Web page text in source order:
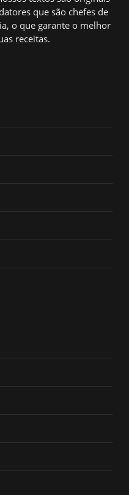
que são chefes de
o que garante o melhor
receitas.